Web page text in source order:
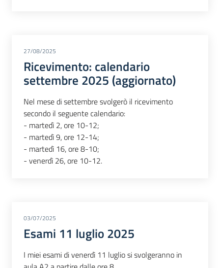
27/08/2025
Ricevimento: calendario
settembre 2025 (aggiornato)
Nel mese di settembre svolgerò il ricevimento
secondo il seguente calendario:
- martedì 2, ore 10-12;
- martedì 9, ore 12-14;
- martedì 16, ore 8-10;
- venerdì 26, ore 10-12.
03/07/2025
Esami 11 luglio 2025
I miei esami di venerdì 11 luglio si svolgeranno in